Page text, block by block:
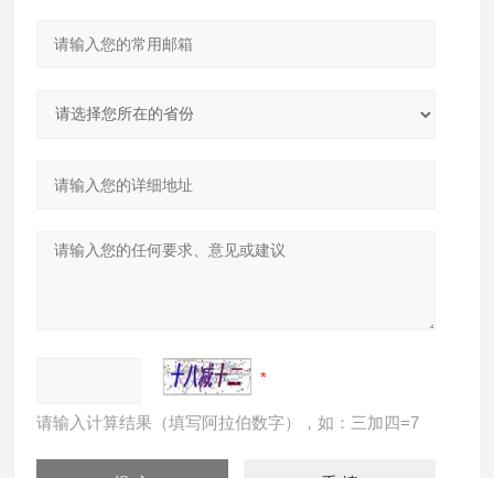
请输入计算结果（填写阿拉伯数字），如：三加四=7